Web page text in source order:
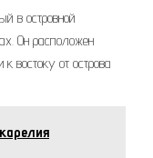
в островной
Он расположен
востоку от острова